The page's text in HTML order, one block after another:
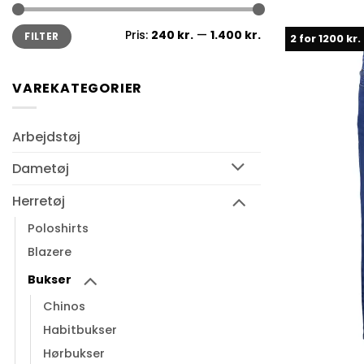
Mindste
pris
Højeste
prisFILTER Pris: 240 kr. — 1.400 kr.
VAREKATEGORIER
Arbejdstøj
Dametøj
Herretøj
Poloshirts
Blazere
Bukser
Chinos
Habitbukser
Hørbukser
2 for 1200 kr.